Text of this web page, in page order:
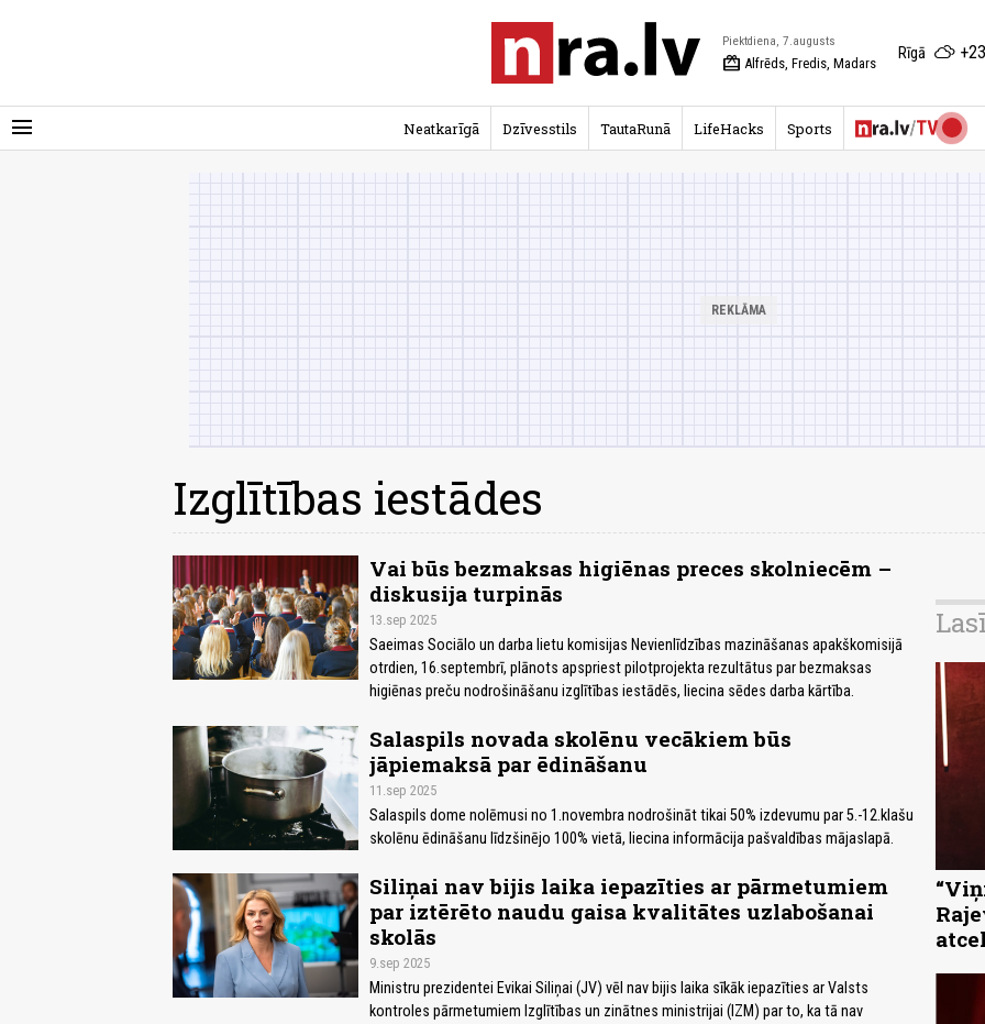
menu
Piektdiena, 7.augusts
redeem Alfrēds, Fredis, Madars
Rīgā
Neatkarīgā Dzīvesstils TautaRunā LifeHacks Sports
Izglītības iestādes
Vai būs bezmaksas higiēnas preces skolniecēm –
diskusija turpinās
13.sep 2025
Saeimas Sociālo un darba lietu komisijas Nevienlīdzības mazināšanas apakškomisijā
otrdien, 16.septembrī, plānots apspriest pilotprojekta rezultātus par bezmaksas
higiēnas preču nodrošināšanu izglītības iestādēs, liecina sēdes darba kārtība.
Salaspils novada skolēnu vecākiem būs
jāpiemaksā par ēdināšanu
11.sep 2025
Salaspils dome nolēmusi no 1.novembra nodrošināt tikai 50% izdevumu par 5.-12.klašu
skolēnu ēdināšanu līdzšinējo 100% vietā, liecina informācija pašvaldības mājaslapā.
Siliņai nav bijis laika iepazīties ar pārmetumiem
par iztērēto naudu gaisa kvalitātes uzlabošanai
skolās
9.sep 2025
Ministru prezidentei Evikai Siliņai (JV) vēl nav bijis laika sīkāk iepazīties ar Valsts
kontroles pārmetumiem Izglītības un zinātnes ministrijai (IZM) par to, ka tā nav